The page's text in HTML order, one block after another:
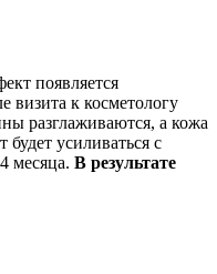
появляется
визита к косметологу
разглаживаются, а кожа
будет усиливаться с
месяца. В результате